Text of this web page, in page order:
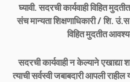
घ्यावी. सदरची कार्यवाही विहित
संच मान्यता शिक्षणाधिकारी / शि.
विहित मुदतीत
सदरची कार्यवाही न केल्याने एखाद्या
त्याची सर्वस्वी जबाबदारी आपली